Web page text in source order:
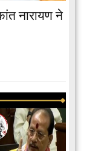
नारायण ने